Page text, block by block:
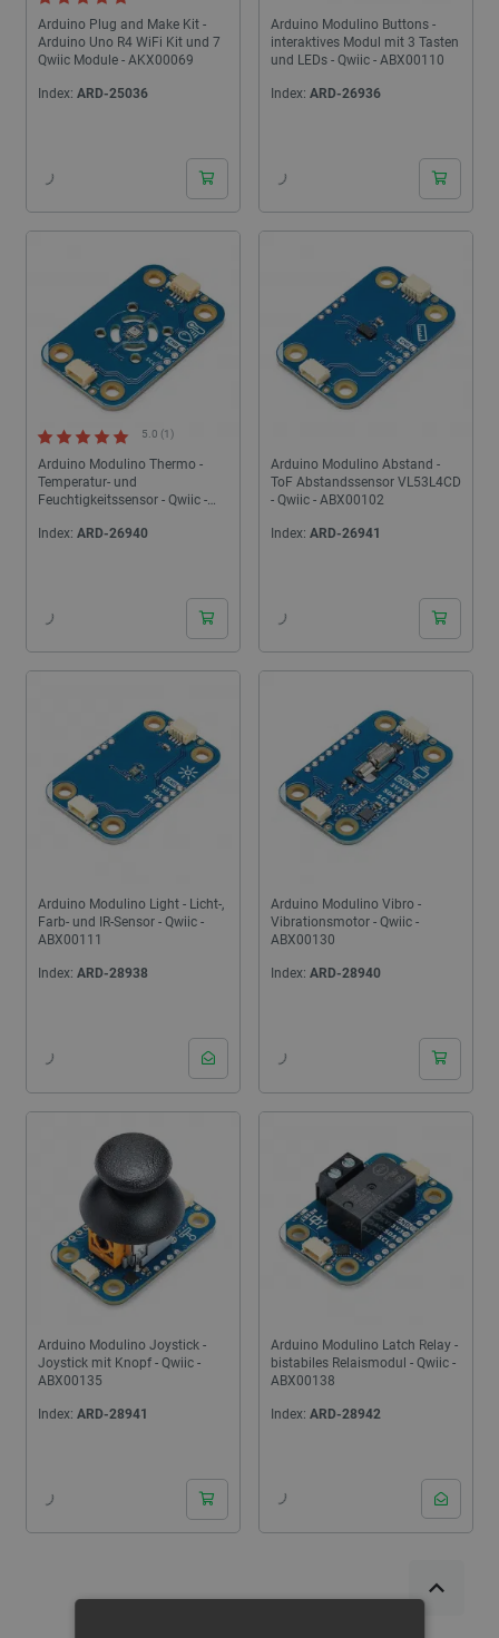
Arduino Plug and Make Kit -
Arduino Uno R4 WiFi Kit und 7
Qwiic Module - AKX00069
Index: ARD-25036
Arduino Modulino Buttons -
interaktives Modul mit 3 Tasten
und LEDs - Qwiic - ABX00110
Index: ARD-26936
Arduino Modulino Thermo -
Temperatur- und
Feuchtigkeitssensor - Qwiic -
5.0 (1)
Index: ARD-26940
Arduino Modulino Abstand -
ToF Abstandssensor VL53L4CD
- Qwiic - ABX00102
Index: ARD-26941
Arduino Modulino Light - Licht-,
Farb- und IR-Sensor - Qwiic -
ABX00111
Index: ARD-28938
Arduino Modulino Vibro -
Vibrationsmotor - Qwiic -
ABX00130
Index: ARD-28940
Arduino Modulino Joystick -
Joystick mit Knopf - Qwiic -
ABX00135
Index: ARD-28941
Arduino Modulino Latch Relay -
bistabiles Relaismodul - Qwiic -
ABX00138
Index: ARD-28942